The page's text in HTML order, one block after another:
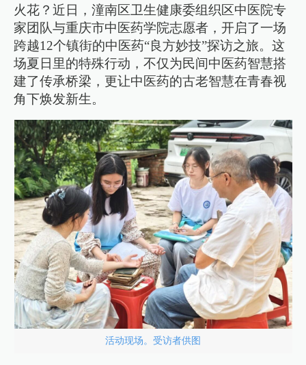
火花？近日，潼南区卫生健康委组织区中医院专
家团队与重庆市中医药学院志愿者，开启了一场
跨越12个镇街的中医药“良方妙技”探访之旅。这
场夏日里的特殊行动，不仅为民间中医药智慧搭
建了传承桥梁，更让中医药的古老智慧在青春视
角下焕发新生。
活动现场。受访者供图